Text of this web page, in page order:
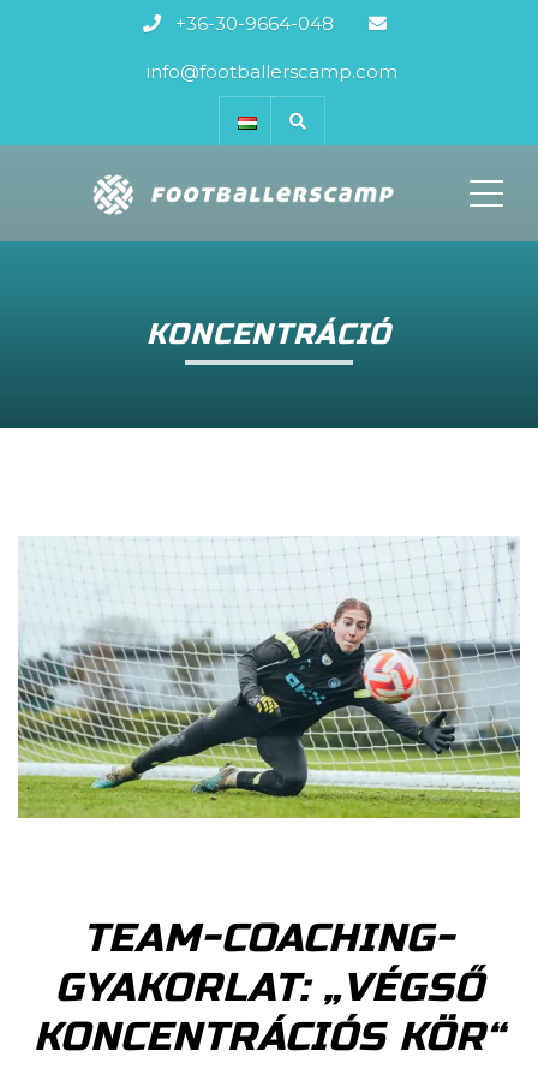
+36-30-9664-048
info@footballerscamp.com
KONCENTRÁCIÓ
TEAM-COACHING-
GYAKORLAT: „VÉGSŐ
KONCENTRÁCIÓS KÖR“